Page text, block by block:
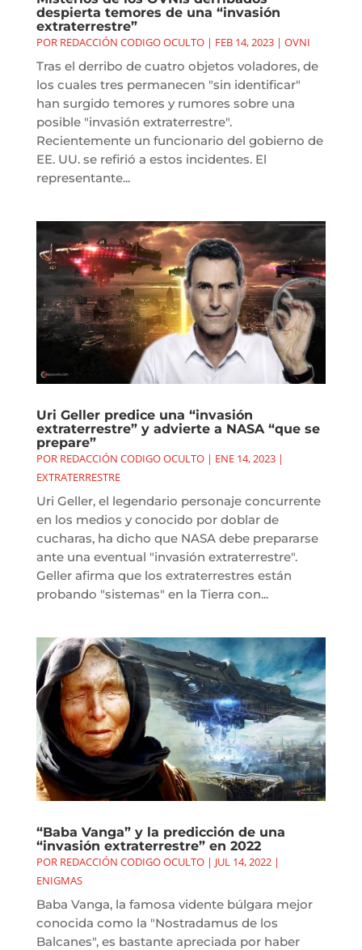
despierta temores de una “invasión
extraterrestre”
POR REDACCIÓN CODIGO OCULTO| FEB 14, 2023| OVNI
Tras el derribo de cuatro objetos voladores, de
los cuales tres permanecen "sin identificar"
han surgido temores y rumores sobre una
posible "invasión extraterrestre".
Recientemente un funcionario del gobierno de
EE. UU. se refirió a estos incidentes. El
representante...
Uri Geller predice una “invasión
extraterrestre” y advierte a NASA “que se
prepare”
POR REDACCIÓN CODIGO OCULTO| ENE 14, 2023|
EXTRATERRESTRE
Uri Geller, el legendario personaje concurrente
en los medios y conocido por doblar de
cucharas, ha dicho que NASA debe prepararse
ante una eventual "invasión extraterrestre".
Geller afirma que los extraterrestres están
probando "sistemas" en la Tierra con...
“Baba Vanga” y la predicción de una
“invasión extraterrestre” en 2022
POR REDACCIÓN CODIGO OCULTO| JUL 14, 2022|
ENIGMAS
Baba Vanga, la famosa vidente búlgara mejor
conocida como la "Nostradamus de los
Balcanes", es bastante apreciada por haber